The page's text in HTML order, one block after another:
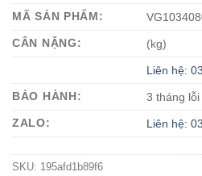
MÃ SẢN PHẨM:
CÂN NẶNG:
(kg)
Liên hệ:
BẢO HÀNH:
3 tháng
ZALO:
Liên hệ:
SKU: 195afd1b89f6